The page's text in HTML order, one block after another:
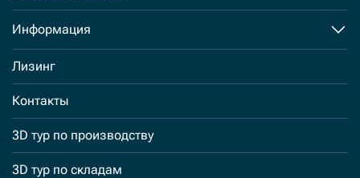
Информация
Лизинг
Контакты
3D тур по производству
3D тур по складам